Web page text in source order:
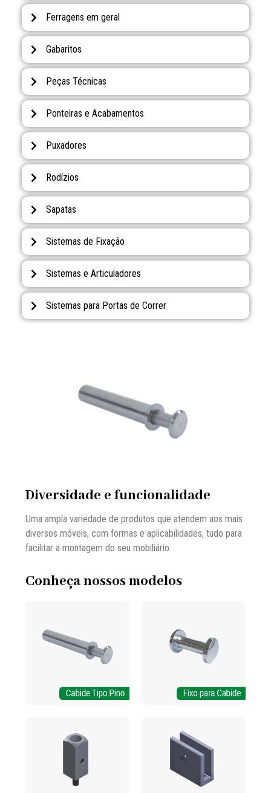
Ferragens em geral
Gabaritos
Peças Técnicas
Ponteiras e Acabamentos
Puxadores
Rodízios
Sapatas
Sistemas de Fixação
Sistemas e Articuladores
Sistemas para Portas de Correr
Diversidade e funcionalidade
Uma ampla variedade de produtos que atendem aos mais
diversos móveis, com formas e aplicabilidades, tudo para
facilitar a montagem do seu mobiliário.
Conheça nossos modelos